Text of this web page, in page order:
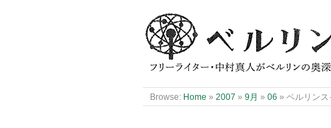
Browse: Home » 2007 » 9月 » 06 » ベルリン